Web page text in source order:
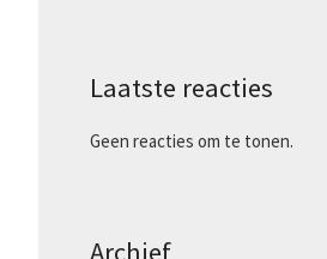
Laatste reacties
Geen reacties om te tonen.
Archief